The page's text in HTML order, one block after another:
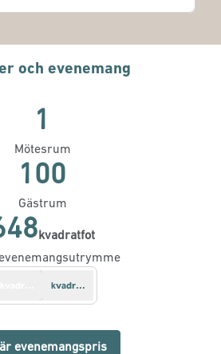
och evenemang
1
Mötesrum
100
Gästrum
kvadratfot
kvadratmeter
evenemangspris, Öppnar ny flik